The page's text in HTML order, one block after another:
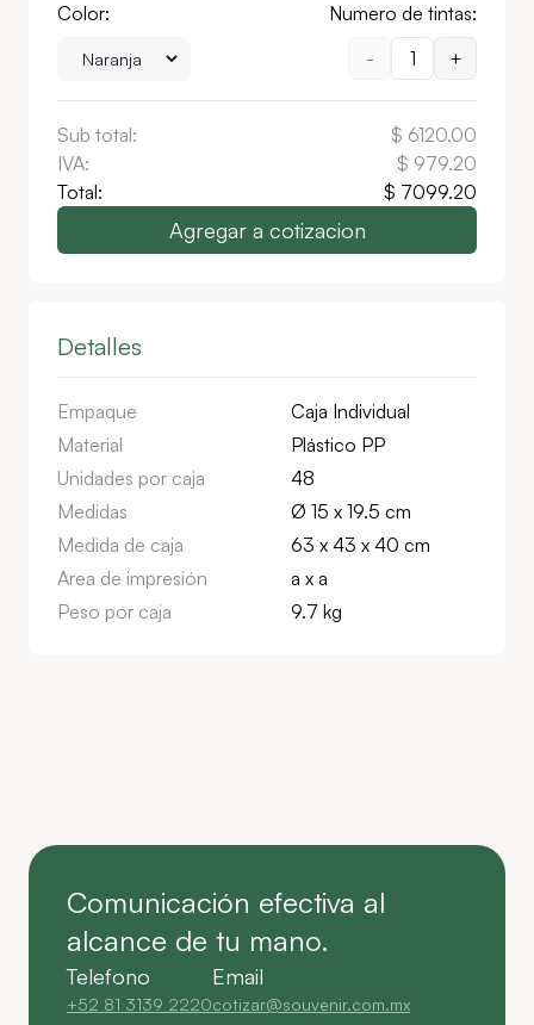
Color:
Numero de tintas:
-
1 +
Sub total: $ 6120.00
IVA:
$ 979.20
Total:
$ 7099.20
Agregar a cotizacion
Detalles
Empaque
Caja Individual
Material
Plástico PP
Unidades por caja
48
Medidas
Ø 15 x 19.5 cm
Medida de caja
63 x 43 x 40 cm
Area de impresión
a x a
Peso por caja
9.7 kg
Comunicación efectiva al
alcance de tu mano.
Telefono
+52 81 3139 2220
Email
cotizar@souvenir.com.mx